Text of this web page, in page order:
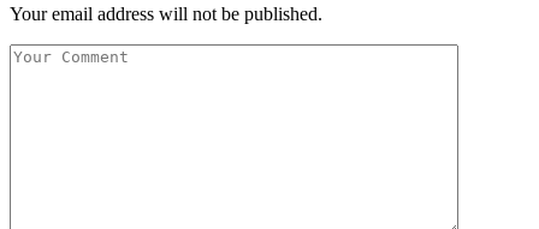
Your email address will not be published.